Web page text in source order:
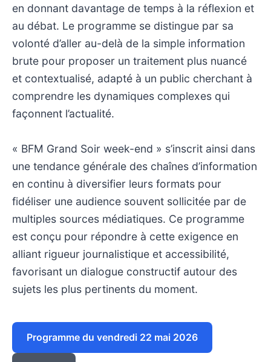
en donnant davantage de temps à la réflexion et
au débat. Le programme se distingue par sa
volonté d’aller au-delà de la simple information
brute pour proposer un traitement plus nuancé
et contextualisé, adapté à un public cherchant à
comprendre les dynamiques complexes qui
façonnent l’actualité.
« BFM Grand Soir week-end » s’inscrit ainsi dans
une tendance générale des chaînes d’information
en continu à diversifier leurs formats pour
fidéliser une audience souvent sollicitée par de
multiples sources médiatiques. Ce programme
est conçu pour répondre à cette exigence en
alliant rigueur journalistique et accessibilité,
favorisant un dialogue constructif autour des
sujets les plus pertinents du moment.
Programme du vendredi 22 mai 2026